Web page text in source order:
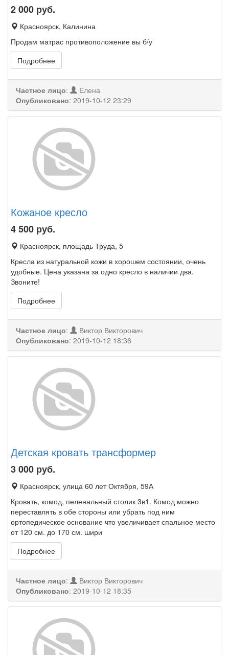
2 000 руб.
Красноярск, Калинина
Продам матрас противоположение вы б/у
Подробнее
Частное лицо:
Елена
Опубликовано: 2019-10-12 23:29
Кожаное кресло
4 500 руб.
Красноярск, площадь Труда, 5
Кресла из натуральной кожи в хорошем состоянии, очень
удобные. Цена указана за одно кресло в наличии два.
Звоните!
Подробнее
Частное лицо:
Виктор Викторович
Опубликовано: 2019-10-12 18:36
Детская кровать трансформер
3 000 руб.
Красноярск, улица 60 лет Октября, 59А
Кровать, комод, пеленальный столик 3в1. Комод можно
переставлять в обе стороны или убрать под ним
ортопедическое основание что увеличивает спальное место
от 120 см. до 170 см. шири
Подробнее
Частное лицо:
Виктор Викторович
Опубликовано: 2019-10-12 18:35